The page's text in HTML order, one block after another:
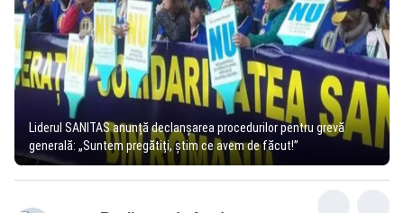
Liderul SANITAS anunță declanșarea procedurilor pentru grevă
generală: „Suntem pregătiți, știm ce avem de făcut!”